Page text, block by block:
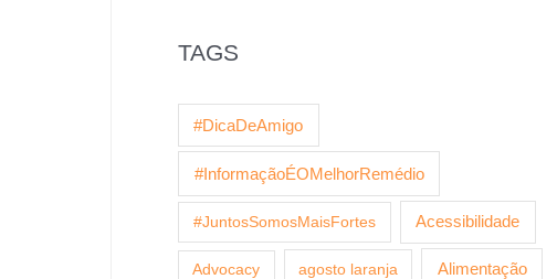
TAGS
#DicaDeAmigo
#InformaçãoÉOMelhorRemédio
#JuntosSomosMaisFortes Acessibilidade
Advocacy agosto laranja Alimentação